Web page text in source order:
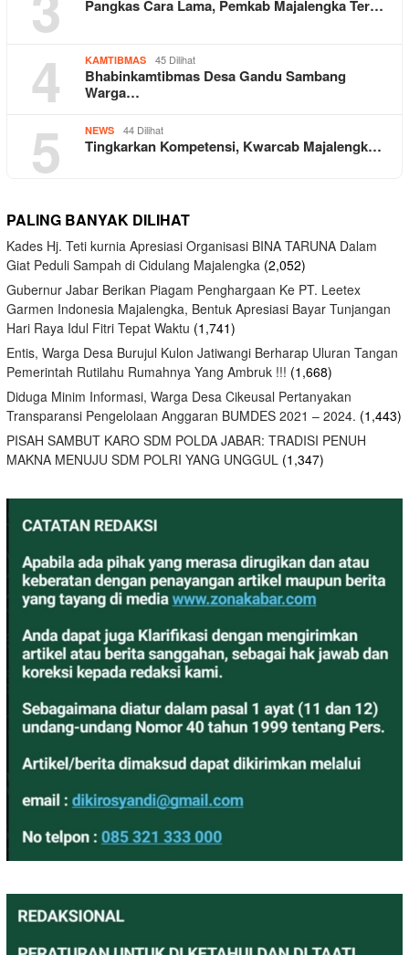
Pangkas Cara Lama, Pemkab Majalengka Ter…
4 KAMTIBMAS 45 Dilihat
Bhabinkamtibmas Desa Gandu Sambang
Warga…
5 NEWS 44 Dilihat
Tingkarkan Kompetensi, Kwarcab Majalengk…
PALING BANYAK DILIHAT
Kades Hj. Teti kurnia Apresiasi Organisasi BINA TARUNA Dalam
Giat Peduli Sampah di Cidulang Majalengka (2,052)
Gubernur Jabar Berikan Piagam Penghargaan Ke PT. Leetex
Garmen Indonesia Majalengka, Bentuk Apresiasi Bayar Tunjangan
Hari Raya Idul Fitri Tepat Waktu (1,741)
Entis, Warga Desa Burujul Kulon Jatiwangi Berharap Uluran Tangan
Pemerintah Rutilahu Rumahnya Yang Ambruk !!! (1,668)
Diduga Minim Informasi, Warga Desa Cikeusal Pertanyakan
Transparansi Pengelolaan Anggaran BUMDES 2021 – 2024. (1,443)
PISAH SAMBUT KARO SDM POLDA JABAR: TRADISI PENUH
MAKNA MENUJU SDM POLRI YANG UNGGUL (1,347)